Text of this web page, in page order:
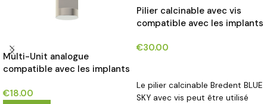
Multi-Unit analogue
compatible avec les implants
€18.00
Pilier calcinable avec vis
compatible avec les implants
€30.00
Le pilier calcinable Bredent BLUE
SKY avec vis peut être utilisé